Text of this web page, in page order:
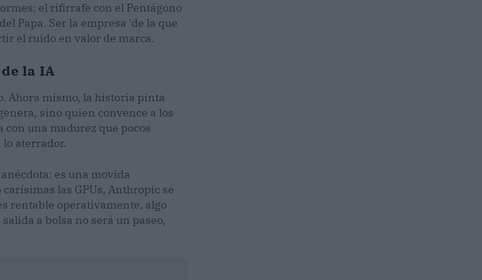
el rifirrafe con el Pentágono
Papa. Ser la empresa 'de la que
el ruido en valor de marca.
la IA
Ahora mismo, la historia pinta
sino quien convence a los
con una madurez que pocos
lo aterrador.
es una movida
las GPUs, Anthropic se
rentable operativamente, algo
a bolsa no será un paseo,